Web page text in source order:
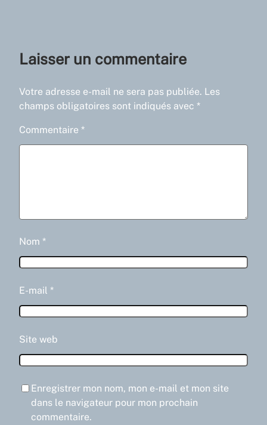
Laisser un commentaire
Votre adresse e-mail ne sera pas publiée. Les
champs obligatoires sont indiqués avec *
Commentaire *
Nom *
E-mail *
Site web
Enregistrer mon nom, mon e-mail et mon site
dans le navigateur pour mon prochain
commentaire.